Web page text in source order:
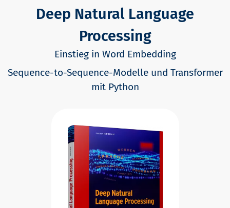
Deep Natural Language
Processing
Einstieg in Word Embedding
Sequence-to-Sequence-Modelle und Transformer
mit Python